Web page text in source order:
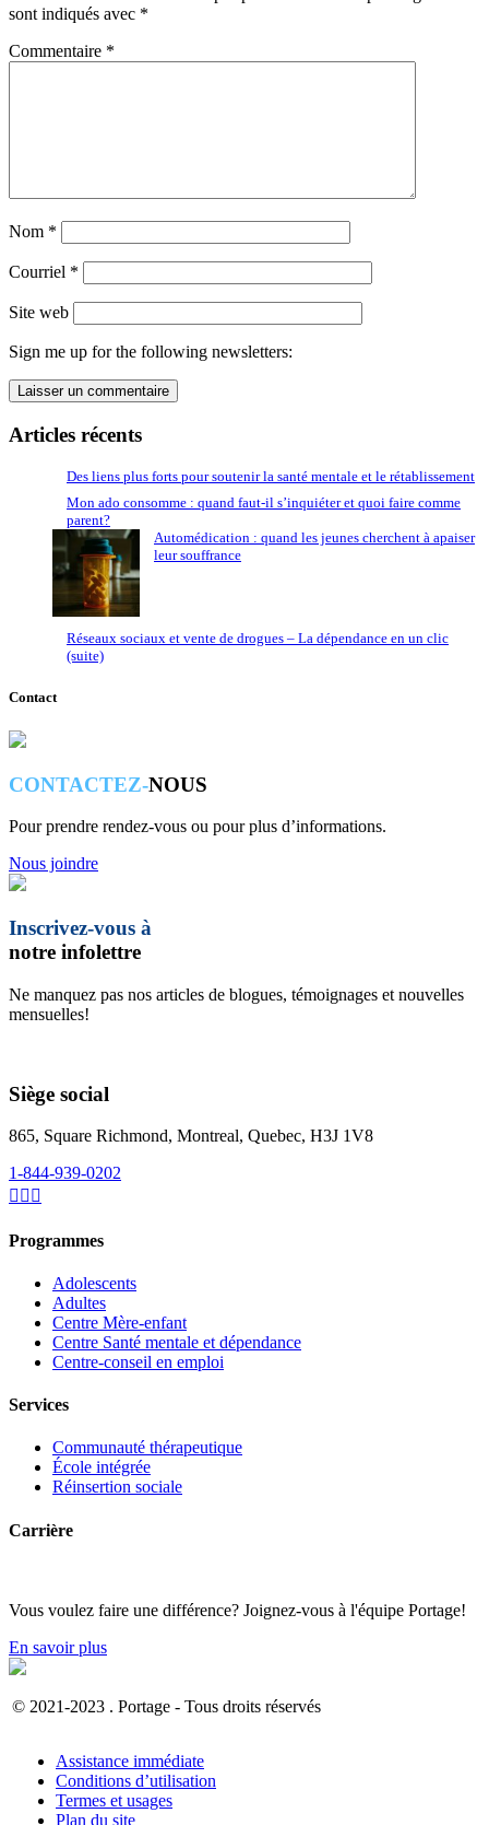
sont indiqués avec *
Commentaire *
Nom *
Courriel *
Site web
Sign me up for the following newsletters:
Articles récents
Des liens plus forts pour soutenir la santé mentale et le rétablissement
Mon ado consomme : quand faut-il s’inquiéter et quoi faire comme
parent?
Automédication : quand les jeunes cherchent à apaiser
leur souffrance
Réseaux sociaux et vente de drogues – La dépendance en un clic
(suite)
Contact
CONTACTEZ-NOUS
Pour prendre rendez-vous ou pour plus d’informations.
Nous joindre
Inscrivez-vous à
notre infolettre
Ne manquez pas nos articles de blogues, témoignages et nouvelles
mensuelles!
Siège social
865, Square Richmond, Montreal, Quebec, H3J 1V8
1-844-939-0202
Programmes
Adolescents
Adultes
Centre Mère-enfant
Centre Santé mentale et dépendance
Centre-conseil en emploi
Services
Communauté thérapeutique
École intégrée
Réinsertion sociale
Carrière
Vous voulez faire une différence? Joignez-vous à l'équipe Portage!
En savoir plus
© 2021-2023 . Portage - Tous droits réservés
Assistance immédiate
Conditions d’utilisation
Termes et usages
Plan du site